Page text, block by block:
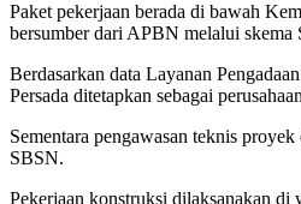
Paket pekerjaan berada di bawah
bersumber dari APBN melalui
Berdasarkan data Layanan
Persada ditetapkan sebagai
Sementara pengawasan teknis
SBSN.
Pekerjaan konstruksi dilaksanakan di